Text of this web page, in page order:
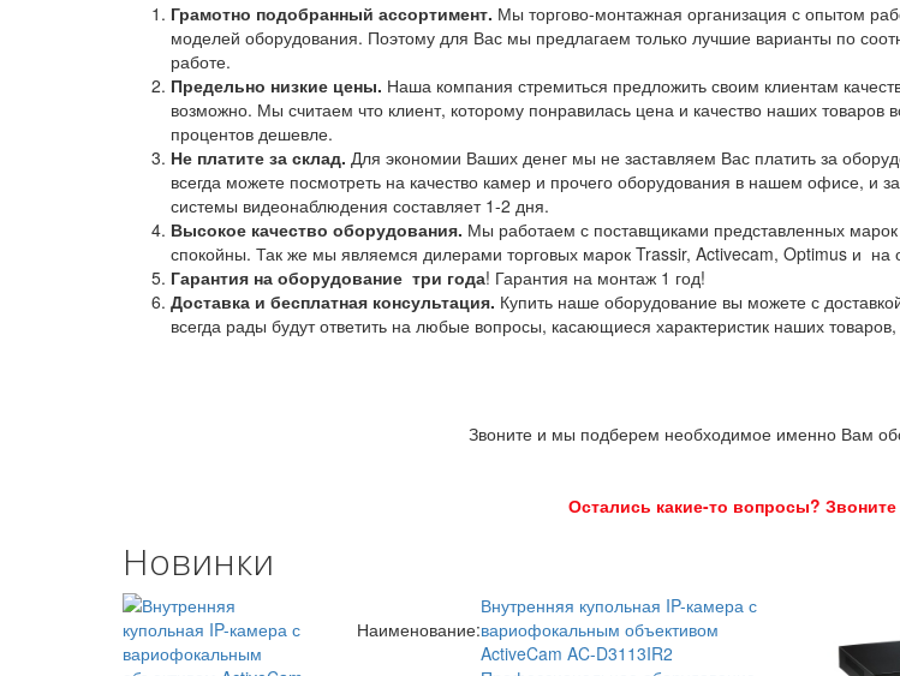
Грамотно подобранный ассортимент. Мы торгово-монтажная организация с опытом
моделей оборудования. Поэтому для Вас мы предлагаем только лучшие варианты по
работе.
Предельно низкие цены. Наша компания стремиться предложить своим клиентам
возможно. Мы считаем что клиент, которому понравилась цена и качество наших
процентов дешевле.
Не платите за склад. Для экономии Ваших денег мы не заставляем Вас платить за
всегда можете посмотреть на качество камер и прочего оборудования в нашем офисе, и
системы видеонаблюдения составляет 1-2 дня.
Высокое качество оборудования. Мы работаем с поставщиками представленных
спокойны. Так же мы являемся дилерами торговых марок Trassir, Activecam, Optimus и
Гарантия на оборудование три года! Гарантия на монтаж 1 год!
Доставка и бесплатная консультация. Купить наше оборудование вы можете с
всегда рады будут ответить на любые вопросы, касающиеся характеристик наших
Звоните и мы подберем необходимое именно Вам
Остались какие-то вопросы? Звоните
Новинки
Наименование:
Внутренняя купольная IP-камера с
вариофокальным объективом
ActiveCam AC-D3113IR2